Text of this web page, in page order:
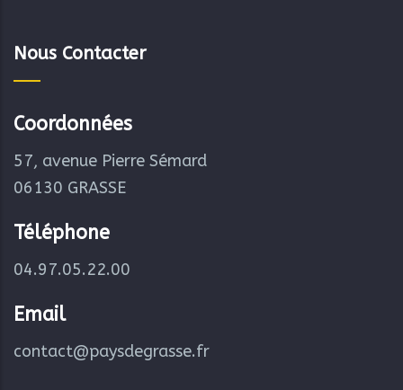
Nous Contacter
Coordonnées
57, avenue Pierre Sémard
06130 GRASSE
Téléphone
04.97.05.22.00
Email
contact@paysdegrasse.fr